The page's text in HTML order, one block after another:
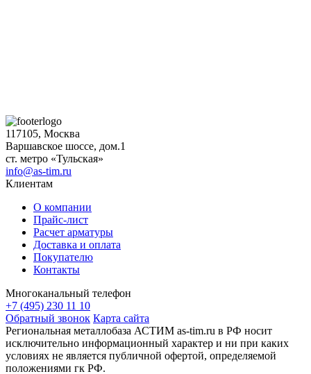
117105, Москва
Варшавское шоссе, дом.1
ст. метро «Тульская»
info@as-tim.ru
Клиентам
О компании
Прайс-лист
Расчет арматуры
Доставка и оплата
Покупателю
Контакты
Многоканальный телефон
+7 (495) 230 11 10
Обратный звонок Карта сайта
Региональная металлобаза АСТИМ as-tim.ru в РФ носит
исключительно информационный характер и ни при каких
условиях не является публичной офертой, определяемой
положениями гк РФ.